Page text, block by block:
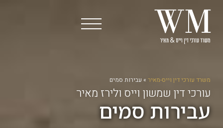
משרד עורכי דין וייס-מאיר » עבירות סמים
עורכי דין שמשון וייס ולירז מאיר
עבירות סמים